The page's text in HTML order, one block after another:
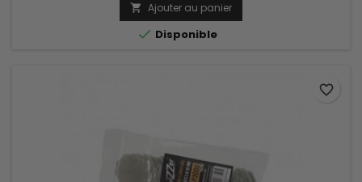
 Ajouter au panier
 Disponible
favorite_border